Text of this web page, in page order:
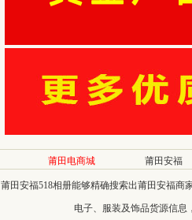
莆田电商城 莆田安福
莆田安福518相册能够精确搜索出莆田安福商
电子、服装及饰品货源信